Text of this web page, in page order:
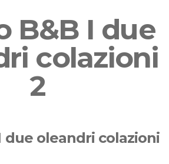
B&B I due
colazioni
2
due oleandri colazioni